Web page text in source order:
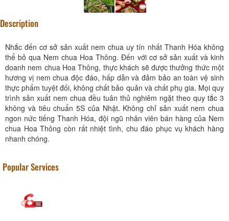
Description
Nhắc đến cơ sở sản xuất nem chua uy tín nhất Thanh Hóa không
thể bỏ qua Nem chua Hoa Thông. Đến với cơ sở sản xuất và kinh
doanh nem chua Hoa Thông, thực khách sẽ được thưởng thức một
hương vị nem chua độc đáo, hấp dẫn và đảm bảo an toàn vệ sinh
thực phẩm tuyệt đối, không chất bảo quản và chất phụ gia. Mọi quy
trình sản xuất nem chua đều tuân thủ nghiêm ngặt theo quy tắc 3
không và tiêu chuẩn 5S của Nhật. Không chỉ sản xuất nem chua
ngon nức tiếng Thanh Hóa, đội ngũ nhân viên bán hàng của Nem
chua Hoa Thông còn rất nhiệt tình, chu đáo phục vụ khách hàng
nhanh chóng.
Popular Services